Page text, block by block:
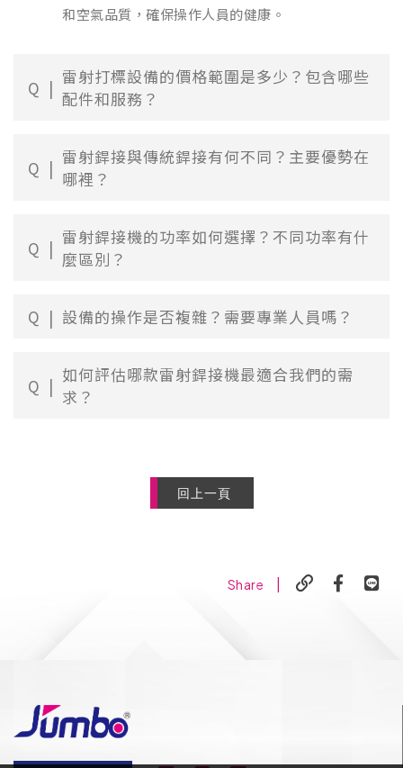
和空氣品質，確保操作人員的健康。
Q
雷射打標設備的價格範圍是多少？包含哪些
配件和服務？
Q
雷射銲接與傳統銲接有何不同？主要優勢在
哪裡？
Q
雷射銲接機的功率如何選擇？不同功率有什
麼區別？
Q 設備的操作是否複雜？需要專業人員嗎？
Q
如何評估哪款雷射銲接機最適合我們的需
求？
回上一頁
Share